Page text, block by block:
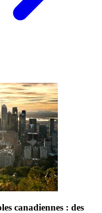
canadiennes : des